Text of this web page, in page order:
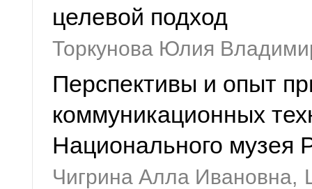
целевой подход
Торкунова Юлия
Перспективы и опыт
коммуникационных
Национального музея
Чигрина Алла Ивановна,